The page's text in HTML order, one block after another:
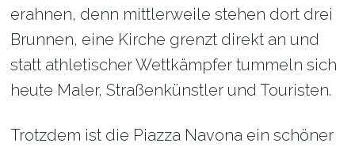
erahnen, denn mittlerweile stehen dort drei
Brunnen, eine Kirche grenzt direkt an und
statt athletischer Wettkämpfer tummeln sich
heute Maler, Straßenkünstler und Touristen.
Trotzdem ist die Piazza Navona ein schöner